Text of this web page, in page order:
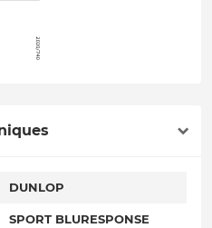
DUNLOP
SPORT BLURESPONSE